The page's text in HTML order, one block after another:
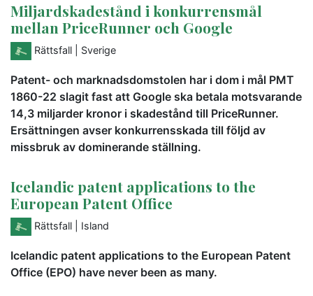
Miljardskadestånd i konkurrensmål
mellan PriceRunner och Google
Rättsfall | Sverige
Patent- och marknadsdomstolen har i dom i mål PMT
1860-22 slagit fast att Google ska betala motsvarande
14,3 miljarder kronor i skadestånd till PriceRunner.
Ersättningen avser konkurrensskada till följd av
missbruk av dominerande ställning.
Icelandic patent applications to the
European Patent Office
Rättsfall | Island
Icelandic patent applications to the European Patent
Office (EPO) have never been as many.